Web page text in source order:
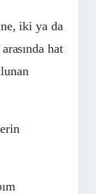
iki ya da
hat